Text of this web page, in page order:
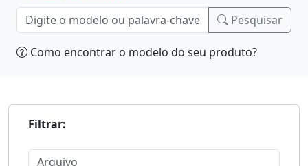
Pesquisar
Como encontrar o modelo do seu produto?
Filtrar: